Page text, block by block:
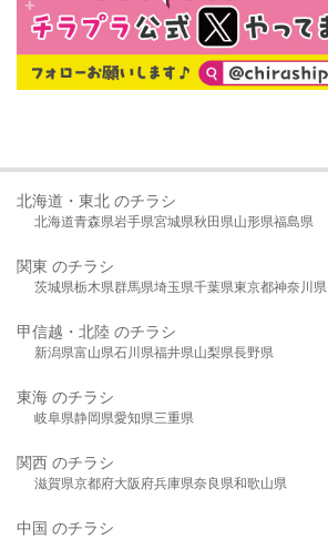
北海道・東北 のチラシ
北海道青森県岩手県宮城県秋田県山形県福島県
関東 のチラシ
茨城県栃木県群馬県埼玉県千葉県東京都神奈川県
甲信越・北陸 のチラシ
新潟県富山県石川県福井県山梨県長野県
東海 のチラシ
岐阜県静岡県愛知県三重県
関西 のチラシ
滋賀県京都府大阪府兵庫県奈良県和歌山県
中国 のチラシ